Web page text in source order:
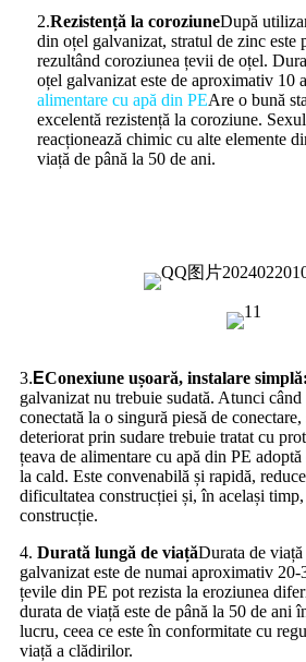
2.Rezistență la coroziuneDupă
din oțel galvanizat, stratul de zinc este
rezultând coroziunea țevii de oțel.
oțel galvanizat este de aproximativ 10
alimentare cu apă din PEAre o bună
excelentă rezistență la coroziune.
reacționează chimic cu alte elemente
viață de până la 50 de ani.
3. EConexiune ușoară, instalare simplă:
galvanizat nu trebuie sudată. Atunci când
conectată la o singură piesă de
deteriorat prin sudare trebuie tratat cu
țeava de alimentare cu apă din PE
la cald. Este convenabilă și rapidă,
dificultatea construcției și, în același timp,
construcție.
4. Durată lungă de viațăDurata de
galvanizat este de numai aproximativ
țevile din PE pot rezista la eroziunea
durata de viață este de până la 50 de ani
lucru, ceea ce este în conformitate cu
viață a clădirilor.